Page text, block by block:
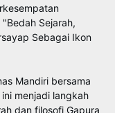
Sejarah,
Sebagai Ikon
Mandiri bersama
menjadi langkah
dan filosofi Gapura